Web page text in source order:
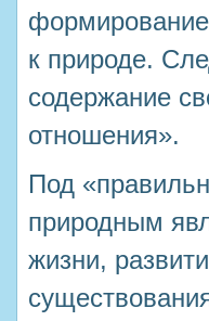
к природе.
содержание
отношения».
Под
природным
жизни,